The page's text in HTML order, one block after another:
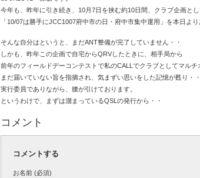
今年も、昨年に引き続き、10月7日を挟む約10日間、クラブ企画とし
「10/07は勝手にJCC1007府中市の日・府中市集中運用」を本日より
そんな自分はというと、まだANT整備が完了していません・・
しかも、昨年この企画で自宅からQRVしたときに、相手局から
前年のフィールドデーコンテストで私のCALLでクラブとしてマルチ
まだ届いていない旨を指摘され、気まずい思いをした記憶が甦り・・
実行委員でありながら、腰が引けております。
というわけで、まずは溜まっているQSLの発行から・・
コメント
コメントする
お名前 (必須)